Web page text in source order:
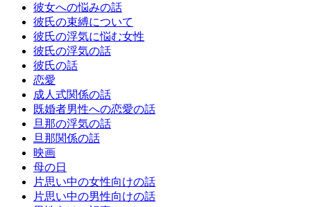
彼女への悩みの話
彼氏の束縛について
彼氏の浮気に悩む女性
彼氏の浮気の話
彼氏の話
恋愛
成人式関係の話
既婚者男性への恋愛の話
旦那の浮気の話
旦那関係の話
映画
母の日
片思い中の女性向けの話
片思い中の男性向けの話